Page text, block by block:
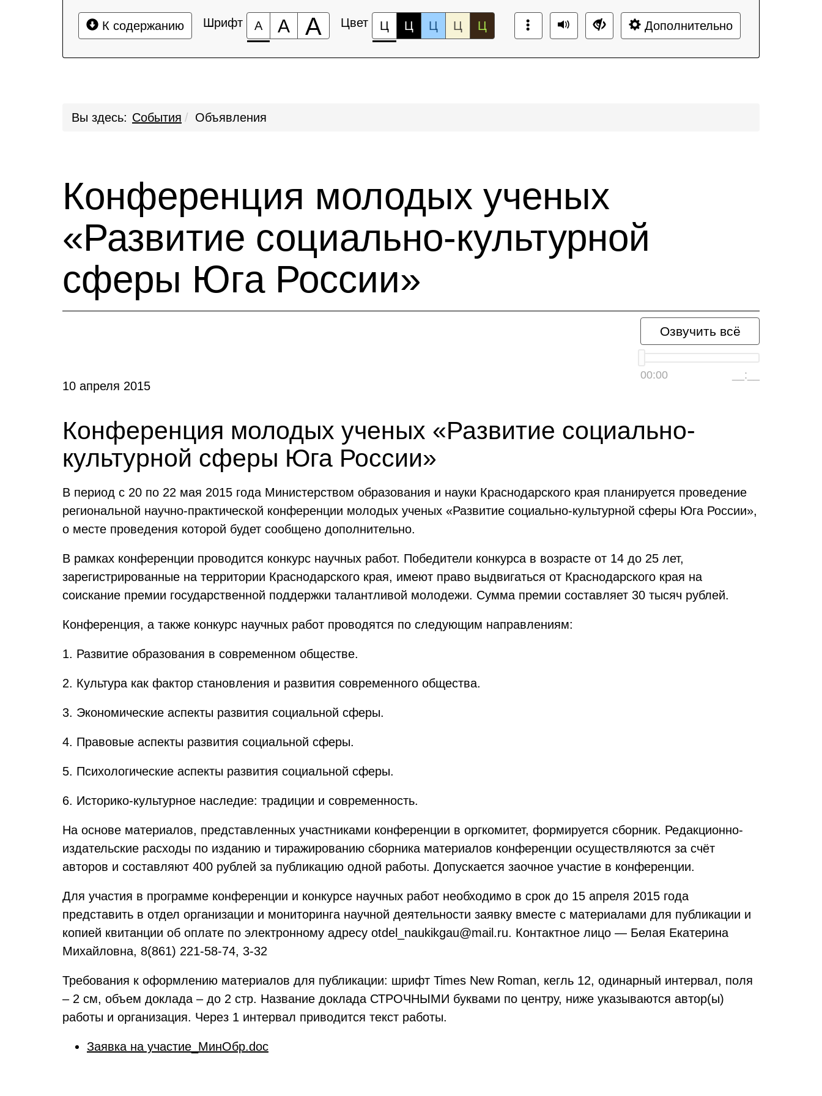
К содержанию Шрифт А А А Цвет Ц Ц Ц Ц Ц Дополнительно
Вы здесь: События Объявления
Конференция молодых ученых
«Развитие социально-культурной
сферы Юга России»
Озвучить всё
00:00 __:__
10 апреля 2015
Конференция молодых ученых «Развитие социально-
культурной сферы Юга России»
В период с 20 по 22 мая 2015 года Министерством образования и науки Краснодарского края планируется проведение
региональной научно-практической конференции молодых ученых «Развитие социально-культурной сферы Юга России»,
о месте проведения которой будет сообщено дополнительно.
В рамках конференции проводится конкурс научных работ. Победители конкурса в возрасте от 14 до 25 лет,
зарегистрированные на территории Краснодарского края, имеют право выдвигаться от Краснодарского края на
соискание премии государственной поддержки талантливой молодежи. Сумма премии составляет 30 тысяч рублей.
Конференция, а также конкурс научных работ проводятся по следующим направлениям:
1. Развитие образования в современном обществе.
2. Культура как фактор становления и развития современного общества.
3. Экономические аспекты развития социальной сферы.
4. Правовые аспекты развития социальной сферы.
5. Психологические аспекты развития социальной сферы.
6. Историко-культурное наследие: традиции и современность.
На основе материалов, представленных участниками конференции в оргкомитет, формируется сборник. Редакционно-
издательские расходы по изданию и тиражированию сборника материалов конференции осуществляются за счёт
авторов и составляют 400 рублей за публикацию одной работы. Допускается заочное участие в конференции.
Для участия в программе конференции и конкурсе научных работ необходимо в срок до 15 апреля 2015 года
представить в отдел организации и мониторинга научной деятельности заявку вместе с материалами для публикации и
копией квитанции об оплате по электронному адресу otdel_naukikgau@mail.ru. Контактное лицо — Белая Екатерина
Михайловна, 8(861) 221-58-74, 3-32
Требования к оформлению материалов для публикации: шрифт Times New Roman, кегль 12, одинарный интервал, поля
– 2 см, объем доклада – до 2 стр. Название доклада СТРОЧНЫМИ буквами по центру, ниже указываются автор(ы)
работы и организация. Через 1 интервал приводится текст работы.
Заявка на участие_МинОбр.doc